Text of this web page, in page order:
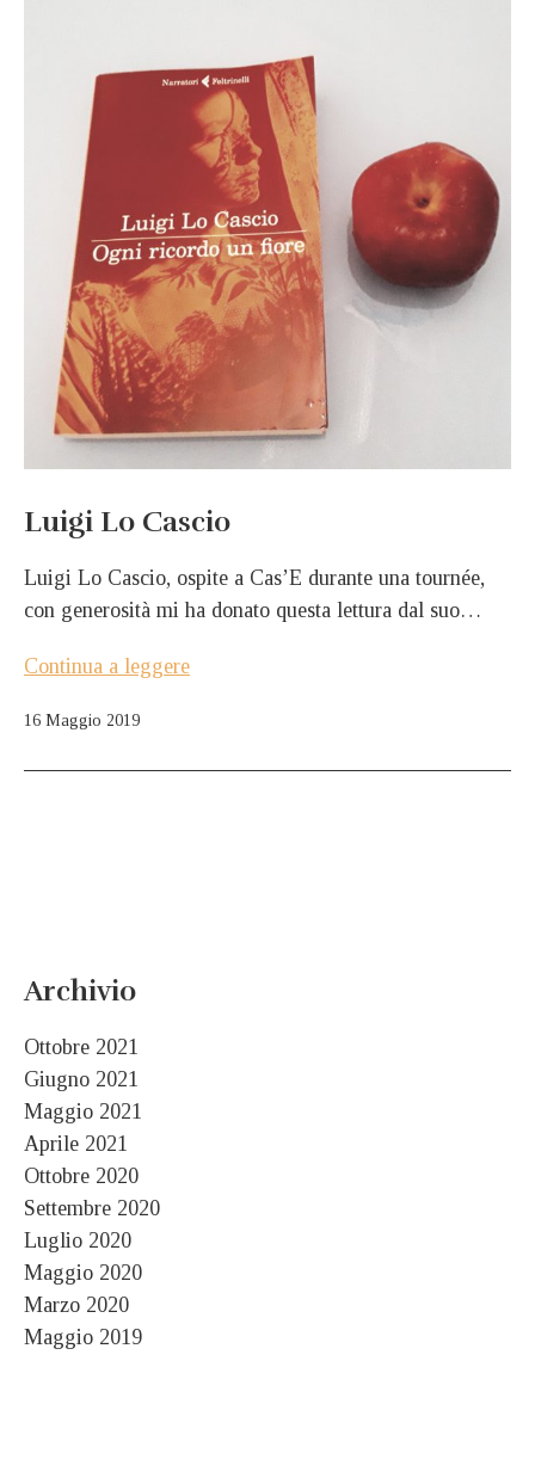
Luigi Lo Cascio
Luigi Lo Cascio, ospite a Cas’E durante una tournée,
con generosità mi ha donato questa lettura dal suo…
Continua a leggereLuigi
Pubblicato
16 Maggio 2019
Archivio
Ottobre 2021
Giugno 2021
Maggio 2021
Aprile 2021
Ottobre 2020
Settembre 2020
Luglio 2020
Maggio 2020
Marzo 2020
Maggio 2019